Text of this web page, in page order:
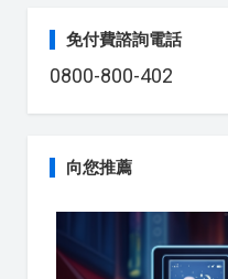
免付費諮詢電話
0800-800-402
向您推薦